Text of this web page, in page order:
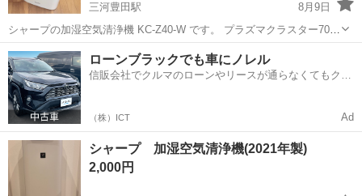
三河豊田駅
8月9日
シャープの加湿空気清浄機 KC-Z40-W です。 プラズマクラスター7000
搭載モデルで、空気清浄と加湿の両方に対応しています。 通電確認済
みです。 湿度表示、運転切替も問題ありません。 ほぼ使わないまま、
清掃後に箱に...
愛知 豊田市 三河豊田駅 季節、空調家電
ローンブラックでも車にノレル
信販会社でクルマのローンやリースが通らなくてもクル
（株）ICT Ad
シャープ 加湿空気清浄機(2021年製)
2,000円